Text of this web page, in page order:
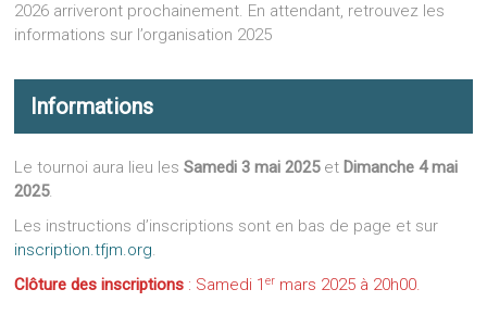
2026 arriveront prochainement. En attendant, retrouvez les
informations sur l’organisation 2025
Informations
Le tournoi aura lieu lesSamedi 3 mai 2025et Dimanche 4 mai
2025.
Les instructions d’inscriptions sont en bas de page et sur
inscription.tfjm.org.
Clôture des inscriptions : Samedi 1er mars 2025 à 20h00.